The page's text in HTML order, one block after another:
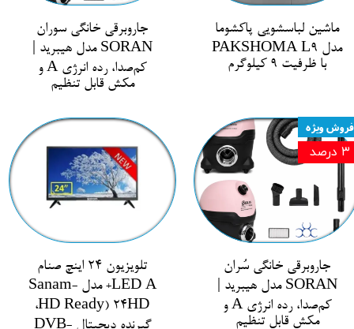
ماشین لباسشویی پاکشوما
مدل PAKSHOMA L9
با ظرفیت 9 کیلوگرم
جاروبرقی خانگی سوران
SORAN مدل هیبرید |
کم‌صدا، رده انرژی A و
مکش قابل تنظیم
جاروبرقی خانگی سُران
SORAN مدل هیبرید |
کم‌صدا، رده انرژی A و
مکش قابل تنظیم
فروش ویژه
۳ درصد
تلویزیون ۲۴ اینچ صنام
LED A+ مدل Sanam-
24HD (HD Ready،
گیرنده دیجیتال DVB-